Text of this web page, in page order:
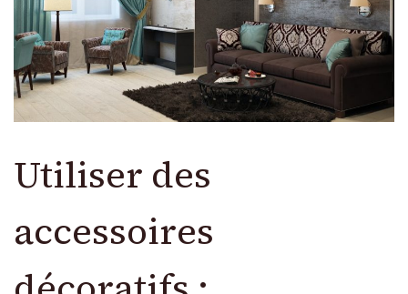
Utiliser des
accessoires